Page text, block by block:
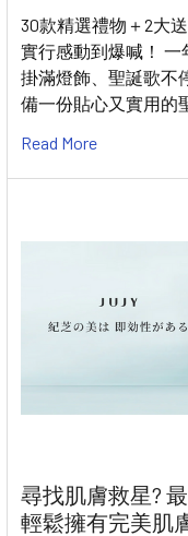
30款精選禮物＋2大
實行感動到爆喊！
掛滿燈飾、聖誕歌不
備一份貼心又實用的
Read More
尋找肌膚救星?
輕鬆擁有完美肌